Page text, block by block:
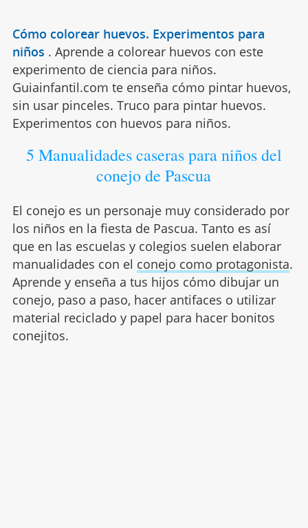
Cómo colorear huevos. Experimentos para
niños . Aprende a colorear huevos con este
experimento de ciencia para niños.
Guiainfantil.com te enseña cómo pintar huevos,
sin usar pinceles. Truco para pintar huevos.
Experimentos con huevos para niños.
5 Manualidades caseras para niños del
conejo de Pascua
El conejo es un personaje muy considerado por
los niños en la fiesta de Pascua. Tanto es así
que en las escuelas y colegios suelen elaborar
manualidades con el conejo como protagonista.
Aprende y enseña a tus hijos cómo dibujar un
conejo, paso a paso, hacer antifaces o utilizar
material reciclado y papel para hacer bonitos
conejitos.